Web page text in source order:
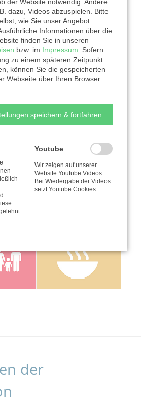
I Am Hügel 4 I 40822
mettmann.de
Düsseldorf-Mettmann
Jetzt spenden
der
dazu, Videos abzuspielen. Bitte
wie Sie unser Angebot
Informationen über die
finden Sie in unseren
bzw. im Impressum . Sofern
zu einem späteren Zeitpunkt
können Sie die gespeicherten
Webseite über Ihren Browser
speichern & fortfahren
Youtube
Wir zeigen auf unserer
Website Youtube Videos.
Bei Wiedergabe der Videos
setzt Youtube Cookies.